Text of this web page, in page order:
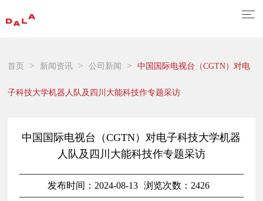
首页 > 新闻资讯 > 公司新闻 > 中国国际电视台（CGTN）对电
子科技大学机器人队及四川大能科技作专题采访
中国国际电视台（CGTN）对电子科技大学机器
人队及四川大能科技作专题采访
发布时间：2024-08-13 浏览次数：2426